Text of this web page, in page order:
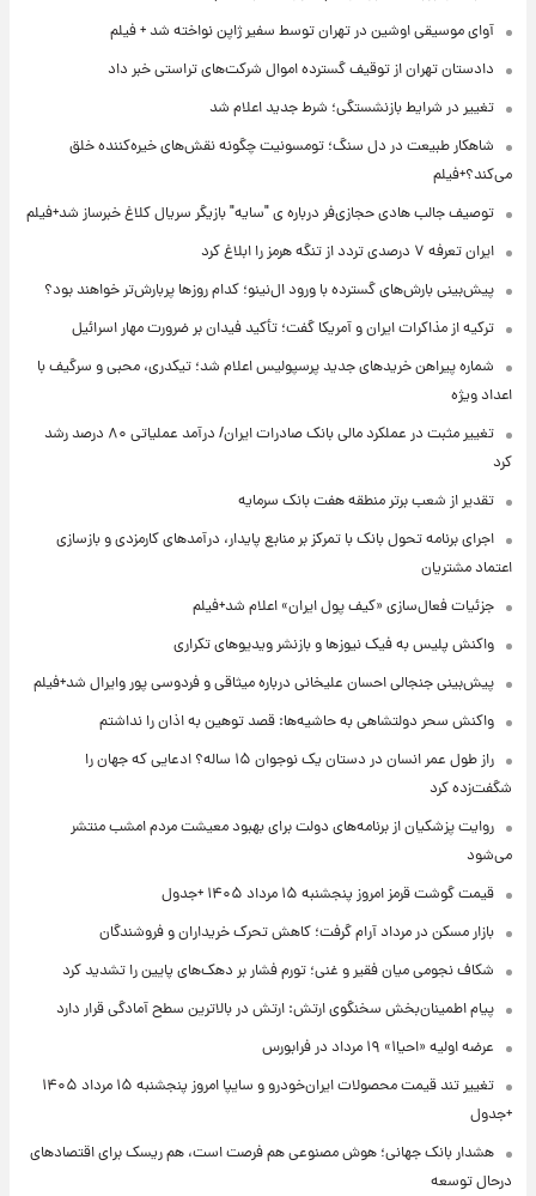
آوای موسیقی اوشین در تهران توسط سفیر ژاپن نواخته شد + فیلم
دادستان تهران از توقیف گسترده اموال شرکت‌های تراستی خبر داد
تغییر در شرایط بازنشستگی؛ شرط جدید اعلام شد
شاهکار طبیعت در دل سنگ؛ تومسونیت چگونه نقش‌های خیره‌کننده خلق
می‌کند؟+فیلم
توصیف جالب هادی حجازی‌فر درباره ی "سایه" بازیگر سریال کلاغ خبرساز شد+فیلم
ایران تعرفه ۷ درصدی تردد از تنگه هرمز را ابلاغ کرد
پیش‌بینی بارش‌های گسترده با ورود ال‌نینو؛ کدام روزها پربارش‌تر خواهند بود؟
ترکیه از مذاکرات ایران و آمریکا گفت؛ تأکید فیدان بر ضرورت مهار اسرائیل
شماره پیراهن خریدهای جدید پرسپولیس اعلام شد؛ تیکدری، محبی و سرگیف با
اعداد ویژه
تغییر مثبت در عملکرد مالی بانک صادرات ایران/ درآمد عملیاتی ۸۰ درصد رشد
کرد
تقدیر از شعب برتر منطقه هفت بانک سرمایه
اجرای برنامه تحول بانک با تمرکز بر منابع پایدار، درآمدهای کارمزدی و بازسازی
اعتماد مشتریان
جزئیات فعال‌سازی «کیف پول ایران» اعلام شد+فیلم
واکنش پلیس به فیک نیوزها و بازنشر ویدیوهای تکراری
پیش‌بینی جنجالی احسان علیخانی درباره میثاقی و فردوسی پور وایرال شد+فیلم
واکنش سحر دولتشاهی به حاشیه‌ها: قصد توهین به اذان را نداشتم
راز طول عمر انسان در دستان یک نوجوان ۱۵ ساله؟ ادعایی که جهان را
شگفت‌زده کرد
روایت پزشکیان از برنامه‌های دولت برای بهبود معیشت مردم امشب منتشر
می‌شود
قیمت گوشت قرمز امروز پنجشنبه ۱۵ مرداد ۱۴۰۵ +جدول
بازار مسکن در مرداد آرام گرفت؛ کاهش تحرک خریداران و فروشندگان
شکاف نجومی میان فقیر و غنی؛ تورم فشار بر دهک‌های پایین را تشدید کرد
پیام اطمینان‌بخش سخنگوی ارتش: ارتش در بالاترین سطح آمادگی قرار دارد
عرضه اولیه «احیا۱» ۱۹ مرداد در فرابورس
تغییر تند قیمت محصولات ایران‌خودرو و سایپا امروز پنجشنبه ۱۵ مرداد ۱۴۰۵
+جدول
هشدار بانک جهانی؛ هوش مصنوعی هم فرصت است، هم ریسک برای اقتصادهای
درحال توسعه